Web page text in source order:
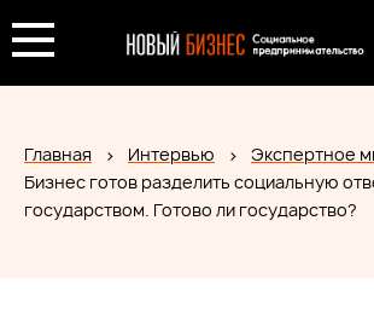
Главная Интервью
Экспертное
Бизнес готов разделить социальную
государством. Готово ли государство?